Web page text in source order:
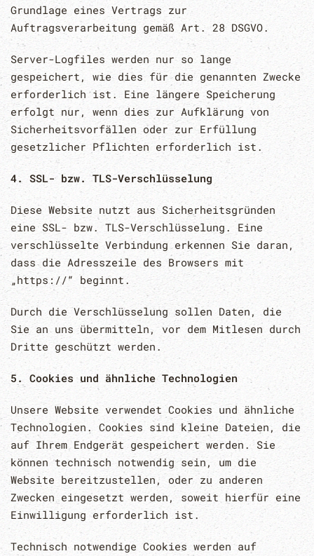
Grundlage eines Vertrags zur
Auftragsverarbeitung gemäß Art. 28 DSGVO.
Server-Logfiles werden nur so lange
gespeichert, wie dies für die genannten Zwecke
erforderlich ist. Eine längere Speicherung
erfolgt nur, wenn dies zur Aufklärung von
Sicherheitsvorfällen oder zur Erfüllung
gesetzlicher Pflichten erforderlich ist.
4. SSL- bzw. TLS-Verschlüsselung
Diese Website nutzt aus Sicherheitsgründen
eine SSL- bzw. TLS-Verschlüsselung. Eine
verschlüsselte Verbindung erkennen Sie daran,
dass die Adresszeile des Browsers mit
„https://“ beginnt.
Durch die Verschlüsselung sollen Daten, die
Sie an uns übermitteln, vor dem Mitlesen durch
Dritte geschützt werden.
5. Cookies und ähnliche Technologien
Unsere Website verwendet Cookies und ähnliche
Technologien. Cookies sind kleine Dateien, die
auf Ihrem Endgerät gespeichert werden. Sie
können technisch notwendig sein, um die
Website bereitzustellen, oder zu anderen
Zwecken eingesetzt werden, soweit hierfür eine
Einwilligung erforderlich ist.
Technisch notwendige Cookies werden auf